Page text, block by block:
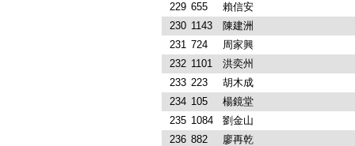
229 655
賴信安
230 1143
陳建洲
231 724
周家興
232 1101
洪奕州
233 223
胡木成
234 105
楊鏡堂
235 1084
劉金山
236 882
廖再乾